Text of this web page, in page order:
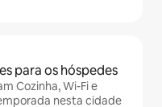
para os hóspedes
Cozinha, Wi-Fi e
nesta cidade